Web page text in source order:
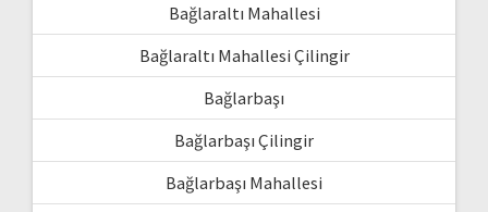
Bağlaraltı Mahallesi
Bağlaraltı Mahallesi Çilingir
Bağlarbaşı
Bağlarbaşı Çilingir
Bağlarbaşı Mahallesi